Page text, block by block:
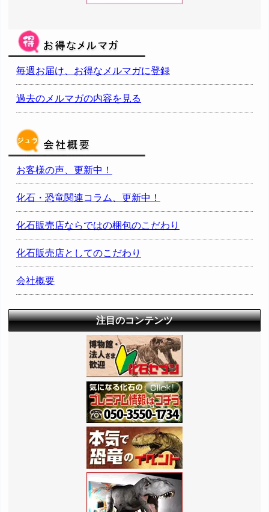
毎週お届け、お得なメルマガに登録
過去のメルマガの内容を見る
お客様の声、更新中！
化石・恐竜関連コラム、更新中！
化石販売店ならではの梱包のこだわり
化石販売店としてのこだわり
会社概要
注目のコンテンツ